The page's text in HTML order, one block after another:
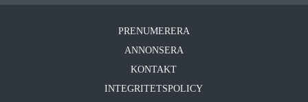
PRENUMERERA
ANNONSERA
KONTAKT
INTEGRITETSPOLICY